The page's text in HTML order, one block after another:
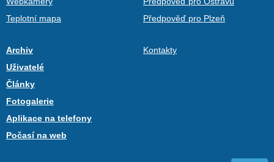
Teplotní mapa
Předpověď pro Plzeň
Archiv
Uživatelé
Články
Fotogalerie
Aplikace na telefony
Počasí na web
Kontakty